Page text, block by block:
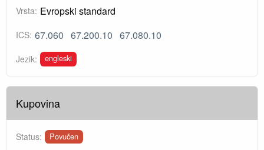
Vrsta: Evropski standard
ICS: 67.060 67.200.10 67.080.10
Jezik: engleski
Kupovina
Status: Povučen